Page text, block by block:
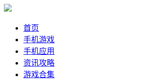
首页
手机游戏
手机应用
资讯攻略
游戏合集